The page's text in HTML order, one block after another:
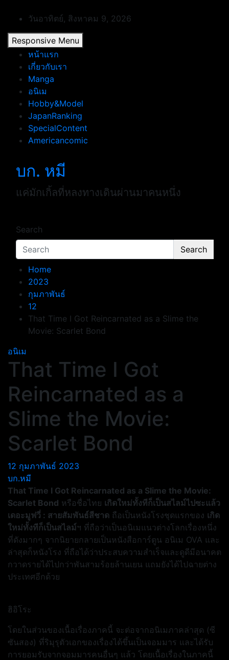
content
วันอาทิตย์, สิงหาคม 9, 2026
Responsive Menu
หน้าแรก
เกี่ยวกับเรา
Manga
อนิเม
Hobby&Model
JapanRanking
SpecialContent
Americancomic
บก. หมี
แค่มักเกิ้ลที่หลงทางเดินผ่านมาคนหนึ่ง
Search
Search
Home
2023
กุมภาพันธ์
12
That Time I Got Reincarnated as a Slime the
Movie: Scarlet Bond
อนิเม
That Time I Got
Reincarnated as a
Slime the Movie:
Scarlet Bond
12 กุมภาพันธ์ 2023
บก.หมี
That Time I Got Reincarnated as a Slime the Movie:
Scarlet Bond หรือชื่อไทย เกิดใหม่ทั้งทีก็เป็นสไลม์ไปซะแล้ว
เดอะมูฟวี่ : สายสัมพันธ์สีชาด ถือเป็นหนังโรงชุดแรกของ เกิด
ใหม่ทั้งทีก็เป็นสไลม์ฯ ที่ถือว่าเป็นอนิเมแนวต่างโลกเรื่องหนึ่ง
ที่ดังมากๆ จากนิยายกลายเป็นหนังสือการ์ตูน อนิเม OVA และ
ล่าสุดก็หนังโรง ที่ถือได้ว่าประสบความสำเร็จและดูดีมีอนาคต
กวาดรายได้ไปกว่าพันสามร้อยล้านเยน แถมยังได้ไปฉายต่าง
ประเทศอีกด้วย
ฮิอิโระ
โดยในส่วนของเนื้อเรื่องภาคนี้ จะต่อจากอนิเมภาคล่าสุด (ซี
ซันสอง) ที่ริมุรุตัวเอกของเรื่องได้ขึ้นเป็นจอมมาร และได้รับ
การยอมรับจากจอมมารคนอื่นๆ แล้ว โดยเนื้อเรื่องในภาคนี้